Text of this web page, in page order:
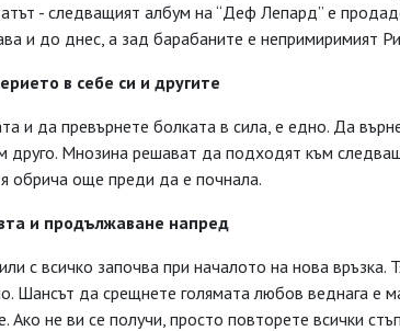
- следващият албум на “Деф Лепард” е
и до днес, а зад барабаните е непримиримият
в себе си и другите
и да превърнете болката в сила, е едно. Да
друго. Мнозина решават да подходят към
обрича още преди да е почнала.
и продължаване напред
с всичко започва при началото на нова връзка.
Шансът да срещнете голямата любов веднага е
Ако не ви се получи, просто повторете всички